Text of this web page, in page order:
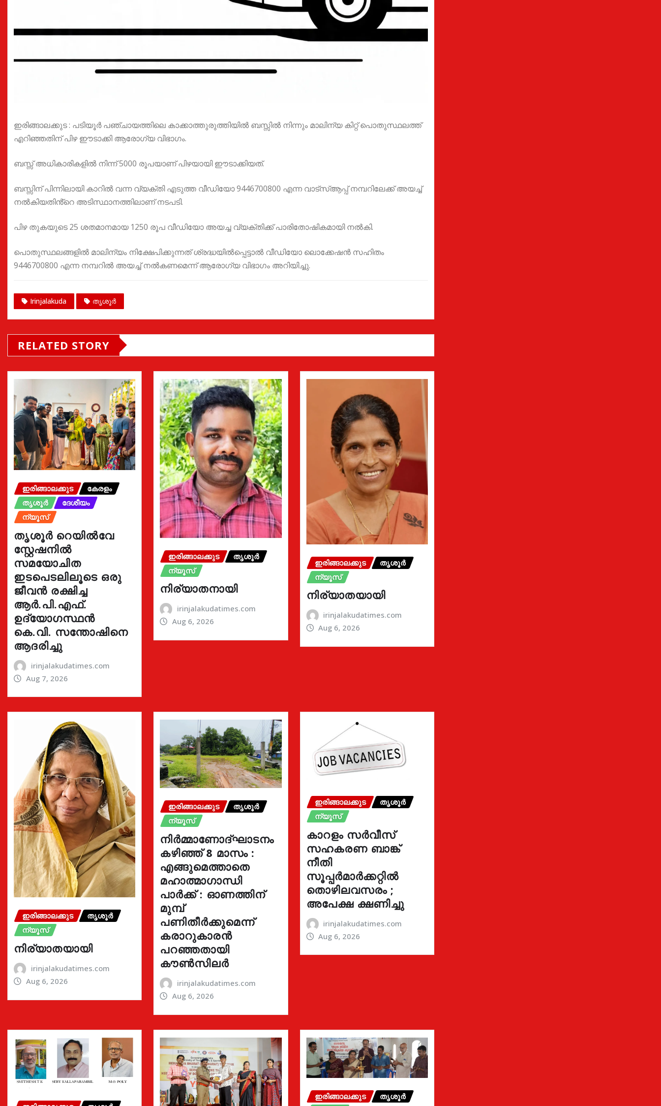
ഇരിങ്ങാലക്കുട : പടിയൂർ പഞ്ചായത്തിലെ കാക്കാത്തുരുത്തിയിൽ ബസ്സിൽ നിന്നും മാലിന്യ കിറ്റ് പൊതുസ്ഥലത്ത്
എറിഞ്ഞതിന് പിഴ ഈടാക്കി ആരോഗ്യ വിഭാഗം.
ബസ്സ് അധികാരികളിൽ നിന്ന് 5000 രൂപയാണ് പിഴയായി ഈടാക്കിയത്.
ബസ്സിന് പിന്നിലായി കാറിൽ വന്ന വ്യക്തി എടുത്ത വീഡിയോ 9446700800 എന്ന വാട്സ്ആപ്പ് നമ്പറിലേക്ക് അയച്ച്
നൽകിയതിൻ്റെ അടിസ്ഥാനത്തിലാണ് നടപടി.
പിഴ തുകയുടെ 25 ശതമാനമായ 1250 രൂപ വീഡിയോ അയച്ച വ്യക്തിക്ക് പാരിതോഷികമായി നൽകി.
പൊതുസ്ഥലങ്ങളിൽ മാലിന്യം നിക്ഷേപിക്കുന്നത് ശ്രദ്ധയിൽപ്പെട്ടാൽ വീഡിയോ ലൊക്കേഷൻ സഹിതം
9446700800 എന്ന നമ്പറിൽ അയച്ച് നൽകണമെന്ന് ആരോഗ്യ വിഭാഗം അറിയിച്ചു.
Irinjalakuda തൃശൂർ
RELATED STORY
ഇരിങ്ങാലക്കുട
കേരളം
തൃശൂർ
ദേശീയം
ന്യൂസ്
തൃശൂർ റെയിൽവേ
സ്റ്റേഷനിൽ
സമയോചിത
ഇടപെടലിലൂടെ ഒരു
ജീവൻ രക്ഷിച്ച
ആർ.പി.എഫ്.
ഉദ്യോഗസ്ഥൻ
കെ.വി. സന്തോഷിനെ
ആദരിച്ചു
irinjalakudatimes.com
Aug 7, 2026
ഇരിങ്ങാലക്കുട
തൃശൂർ
ന്യൂസ്
നിര്യാതനായി
irinjalakudatimes.com
Aug 6, 2026
ഇരിങ്ങാലക്കുട
തൃശൂർ
ന്യൂസ്
നിര്യാതയായി
irinjalakudatimes.com
Aug 6, 2026
ഇരിങ്ങാലക്കുട
തൃശൂർ
ന്യൂസ്
നിര്യാതയായി
irinjalakudatimes.com
Aug 6, 2026
ഇരിങ്ങാലക്കുട
തൃശൂർ
ന്യൂസ്
നിർമ്മാണോദ്ഘാടനം
കഴിഞ്ഞ് 8 മാസം :
എങ്ങുമെത്താതെ
മഹാത്മാഗാന്ധി
പാർക്ക് : ഓണത്തിന്
മുമ്പ്
പണിതീർക്കുമെന്ന്
കരാറുകാരൻ
പറഞ്ഞതായി
കൗൺസിലർ
irinjalakudatimes.com
Aug 6, 2026
ഇരിങ്ങാലക്കുട
തൃശൂർ
ന്യൂസ്
കാറളം സർവീസ്
സഹകരണ ബാങ്ക്
നീതി
സൂപ്പർമാർക്കറ്റിൽ
തൊഴിലവസരം ;
അപേക്ഷ ക്ഷണിച്ചു
irinjalakudatimes.com
Aug 6, 2026
ഇരിങ്ങാലക്കുട
തൃശൂർ